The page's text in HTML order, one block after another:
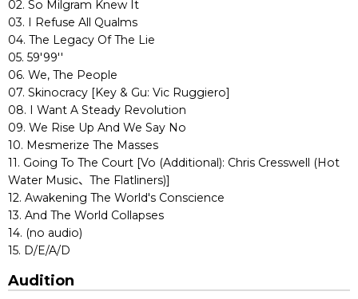
02. So Milgram Knew It
03. I Refuse All Qualms
04. The Legacy Of The Lie
05. 59'99''
06. We, The People
07. Skinocracy [Key & Gu: Vic Ruggiero]
08. I Want A Steady Revolution
09. We Rise Up And We Say No
10. Mesmerize The Masses
11. Going To The Court [Vo (Additional): Chris Cresswell (Hot
Water Music、The Flatliners)]
12. Awakening The World's Conscience
13. And The World Collapses
14. (no audio)
15. D/E/A/D
Audition